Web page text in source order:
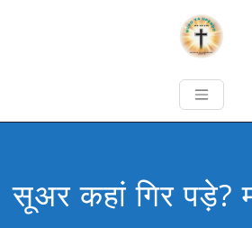
सूअर कहां गिर पड़े?